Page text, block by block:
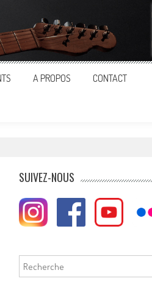
A PROPOS CONTACT
SUIVEZ-NOUS
Rechercher